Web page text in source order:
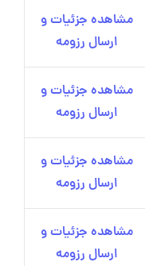
مشاهده جزئیات و
ارسال رزومه
مشاهده جزئیات و
ارسال رزومه
مشاهده جزئیات و
ارسال رزومه
مشاهده جزئیات و
ارسال رزومه